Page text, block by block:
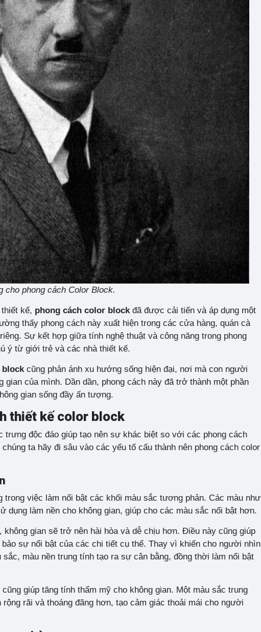
cho phong cách Color Block.
kế, phong cách color block đã được cải tiến và áp dụng một
thấy phong cách này xuất hiện trong các cửa hàng, quán cà
Sự kết hợp giữa tính nghệ thuật và công năng trong phong
ý từ giới trẻ và các nhà thiết kế.
block cũng phản ánh xu hướng sống hiện đại, nơi mà con người
của mình. Dần dần, phong cách này đã trở thành một phần
gian sống đầy ấn tượng.
thiết kế color block
trưng độc đáo giúp tạo nên sự khác biệt so với các phong cách
ta hãy đi sâu vào các yếu tố cấu thành nên phong cách color
trong việc làm nổi bật các khối màu sắc tương phản. Các màu như
dụng làm nền cho không gian, giúp cho các màu sắc nổi bật hơn.
gian sẽ trở nên hài hòa và dễ chịu hơn. Điều này cũng giúp
sự nổi bật của các chi tiết cụ thể. Thay vì khiến cho người nhìn
màu nền trung tính tạo ra sự cân bằng, đồng thời làm nổi bật
giúp tăng tính thẩm mỹ cho không gian. Một màu sắc trung
rãi và thoáng đãng hơn, tạo cảm giác thoải mái cho người